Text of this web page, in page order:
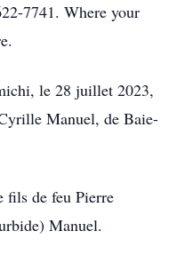
7741. Where your
le 28 juillet 2023,
Manuel, de Baie-
fils de feu Pierre
Manuel.